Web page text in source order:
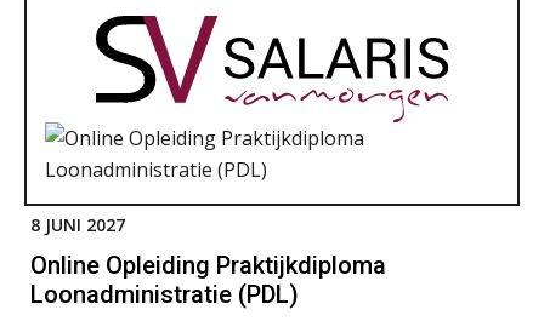
8 JUNI 2027
Online Opleiding Praktijkdiploma
Loonadministratie (PDL)